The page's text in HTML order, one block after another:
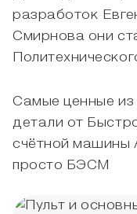
разработок
Смирнова они
Самые ценные
детали от
счётной машины
просто БЭСМ